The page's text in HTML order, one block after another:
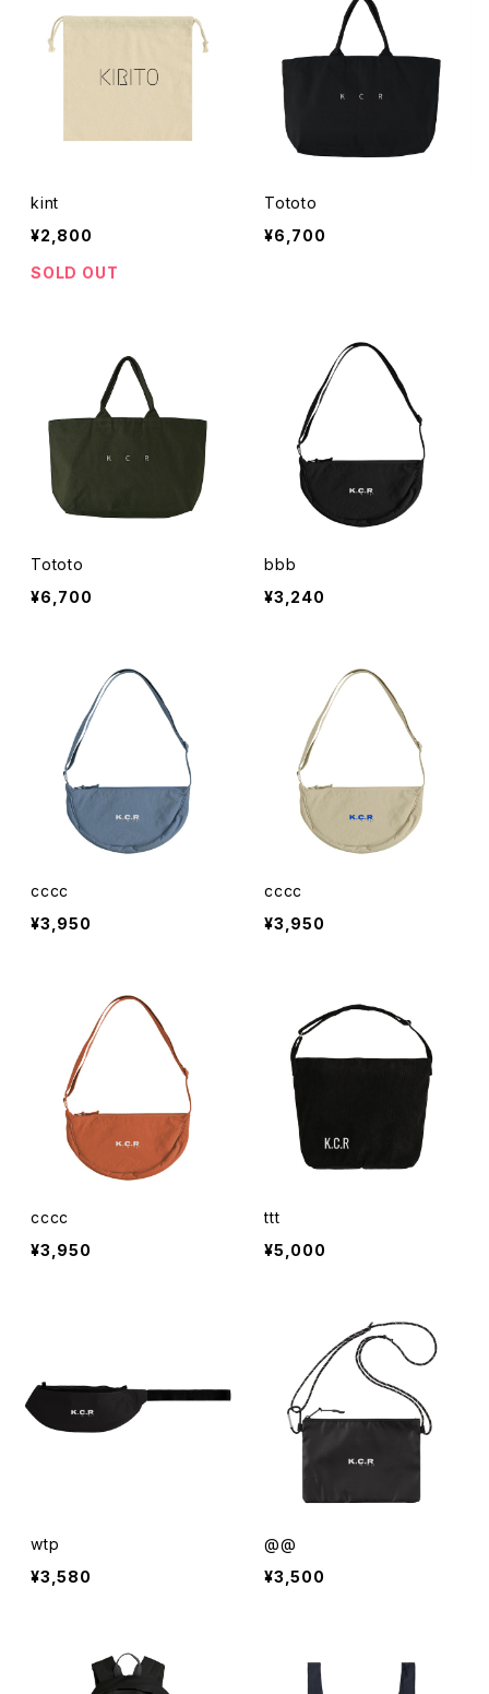
kint
¥2,800
SOLD OUT
Tototo
¥6,700
Tototo
¥6,700
bbb
¥3,240
cccc
¥3,950
cccc
¥3,950
cccc
¥3,950
ttt
¥5,000
wtp
¥3,580
@@
¥3,500